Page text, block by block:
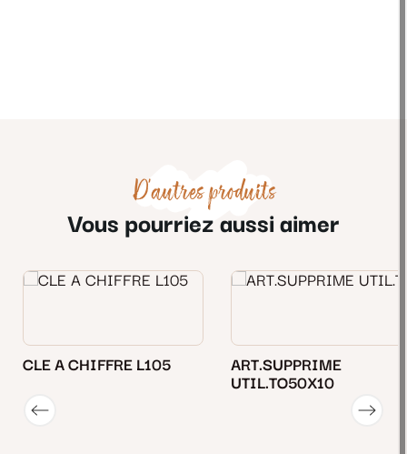
D'autres produits
Vous pourriez aussi aimer
CLE A CHIFFRE L105
ART.SUPPRIME
UTIL.TO50X10